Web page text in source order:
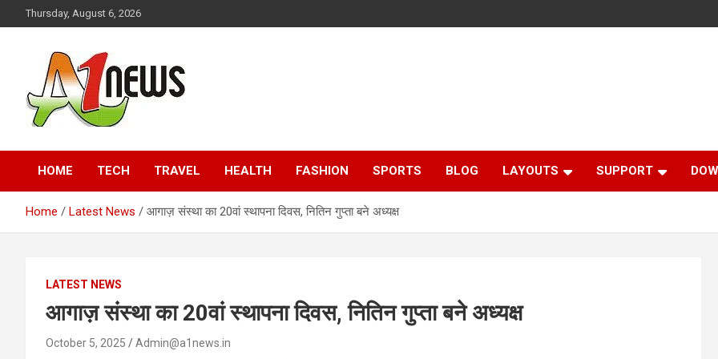
to
Thursday, August 6, 2026
A1news.in
HOME TECH TRAVEL HEALTH FASHION SPORTS BLOG LAYOUTS SUPPORT
Home Latest News आगाज़ संस्था का 20वां स्थापना दिवस, नितिन गुप्ता बने अध्यक्ष
LATEST NEWS
आगाज़ संस्था का 20वां स्थापना दिवस, नितिन गुप्ता बने अध्यक्ष
October 5, 2025 Admin@a1news.in